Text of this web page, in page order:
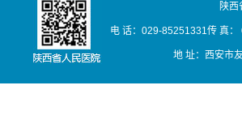
陕
电 话：029-85251331传 真
地 址：西安市